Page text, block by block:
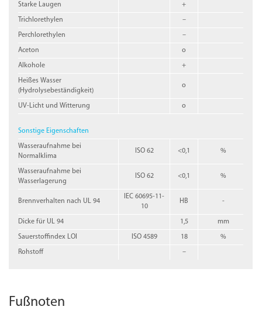
Starke Laugen +
Trichlorethylen –
Perchlorethylen –
Aceton o
Alkohole +
Heißes Wasser
(Hydrolysebeständigkeit)
o
UV-Licht und Witterung o
Sonstige Eigenschaften
Wasseraufnahme bei
Normalklima
ISO 62 <0,1 %
Wasseraufnahme bei
Wasserlagerung
ISO 62 <0,1 %
Brennverhalten nach UL 94
IEC 60695-11-
10
HB -
Dicke für UL 94 1,5 mm
Sauerstoffindex LOI ISO 4589 18 %
Rohstoff –
Fußnoten